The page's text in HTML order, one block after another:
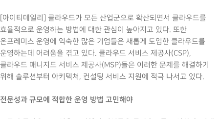
[아이티데일리] 클라우드가 모든 산업군으로 확산되면서 클라우드를
효율적으로 운영하는 방법에 대한 관심이 높아지고 있다. 또한
온프레미스 운영에 익숙한 많은 기업들은 새롭게 도입한 클라우드를
운영하는데 어려움을 겪고 있다. 클라우드 서비스 제공사(CSP),
클라우드 매니지드 서비스 제공사(MSP)들은 이러한 문제를 해결하기
위해 솔루션부터 아키텍처, 컨설팅 서비스 지원에 적극 나서고 있다.
전문성과 규모에 적합한 운영 방법 고민해야